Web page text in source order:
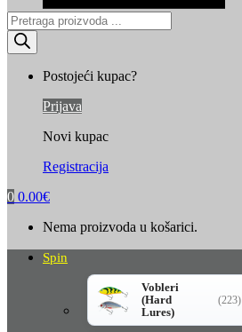
Products
search
Postojeći kupac?
Prijava
Novi kupac
Registracija
0 0.00€
Nema proizvoda u košarici.
Spin
Vobleri
(Hard
Lures)
(223)